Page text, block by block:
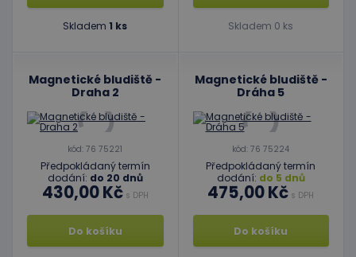
Skladem 1 ks Skladem 0 ks
Magnetické bludiště -
Draha 2
kód: 76 75221
Předpokládaný termín
dodání: do 20 dnů
430,00 Kčs DPH
Do košíku
Magnetické bludiště -
Dráha 5
kód: 76 75224
Předpokládaný termín
dodání: do 5 dnů
475,00 Kč s DPH
Do košíku